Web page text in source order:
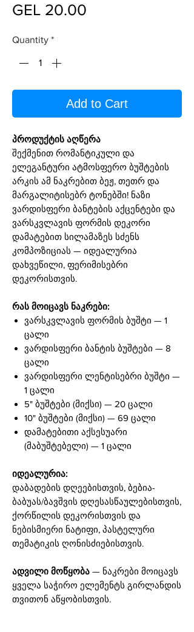
GEL 20.00
Quantity *
Add to Cart
პროდუქტის აღწერა
შექმენით რომანტიკული და
ელეგანტური ატმოსფერო ბუშტების
არკის ამ ნაკრებით ბეჟ, თეთრ და
მარგალიტისებრ ტონებში! ნაზი
ვარდისფერი ბანტების აქცენტები და
ვარსკვლავის ფორმის დეკორი
დამატებით სილამაზეს სძენს
კომპოზიციას — იდეალურია
დახვეწილი, ფერიმისებრი
დეკორისთვის.
რას მოიცავს ნაკრები:
ვარსკვლავის ფორმის ბუშტი — 1
ცალი
ვარდისფერი ბანტის ბუშტები — 8
ცალი
ვარდისფერი ლენტისებრი ბუშტი —
1 ცალი
5" ბუშტები (მიქსი) — 20 ცალი
10" ბუშტები (მიქსი) — 69 ცალი
დამატებითი აქსესუარი
(მაბუშტებელი) — 1 ცალი
იდეალურია:
დაბადების დღეებისთვის, ბებია-
ბაბუას/ბავშვის დღესასწაულებისთვის,
ქორწილის დეკორისთვის და
ნებისმიერი ნატიფი, პასტელური
თემატიკის ღონისძიებისთვის.
ადვილი მოწყობა — ნაკრები მოიცავს
ყველა საჭირო ელემენტს გირლანდის
თვითონ აწყობისთვის.